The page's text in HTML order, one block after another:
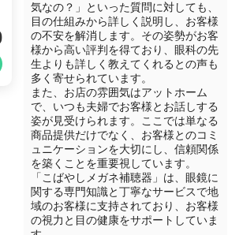
気なの？」といった質問に対しても、
目の仕組みから詳しく説明し、お客様
の不安を解消します。その姿勢がお客
様から高い評判を得ており、眼科の先
生よりも詳しく教えてくれるとの声も
多く寄せられています。
また、お店の雰囲気はアットホーム
で、いつも夫婦でお客様とお話しする
姿が見受けられます。ここでは単なる
商品提供だけでなく、お客様とのコミ
ュニケーションを大切にし、信頼関係
を築くことを重要視しています。
「こばやしメガネ補聴器」は、眼鏡に
関する専門知識と丁寧なサービスで地
域のお客様に支持されており、お客様
の視力と目の健康をサポートしていま